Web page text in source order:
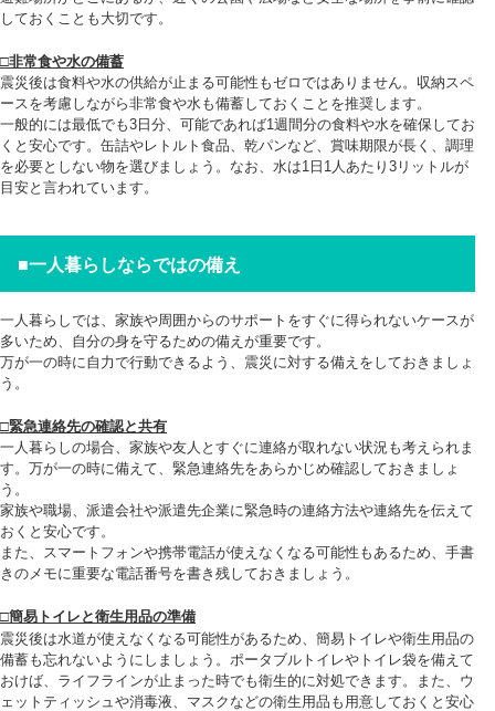
しておくことも大切です。
□非常食や水の備蓄
震災後は食料や水の供給が止まる可能性もゼロではありません。収納スペ
ースを考慮しながら非常食や水も備蓄しておくことを推奨します。
一般的には最低でも3日分、可能であれば1週間分の食料や水を確保してお
くと安心です。缶詰やレトルト食品、乾パンなど、賞味期限が長く、調理
を必要としない物を選びましょう。なお、水は1日1人あたり3リットルが
目安と言われています。
■一人暮らしならではの備え
一人暮らしでは、家族や周囲からのサポートをすぐに得られないケースが
多いため、自分の身を守るための備えが重要です。
万が一の時に自力で行動できるよう、震災に対する備えをしておきましょ
う。
□緊急連絡先の確認と共有
一人暮らしの場合、家族や友人とすぐに連絡が取れない状況も考えられま
す。万が一の時に備えて、緊急連絡先をあらかじめ確認しておきましょ
う。
家族や職場、派遣会社や派遣先企業に緊急時の連絡方法や連絡先を伝えて
おくと安心です。
また、スマートフォンや携帯電話が使えなくなる可能性もあるため、手書
きのメモに重要な電話番号を書き残しておきましょう。
□簡易トイレと衛生用品の準備
震災後は水道が使えなくなる可能性があるため、簡易トイレや衛生用品の
備蓄も忘れないようにしましょう。ポータブルトイレやトイレ袋を備えて
おけば、ライフラインが止まった時でも衛生的に対処できます。また、ウ
ェットティッシュや消毒液、マスクなどの衛生用品も用意しておくと安心